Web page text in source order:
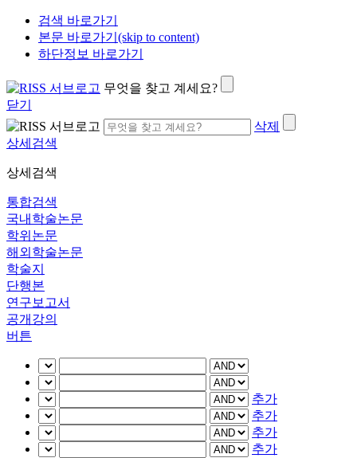
검색 바로가기
본문 바로가기(skip to content)
하단정보 바로가기
무엇을 찾고 계세요?
닫기
삭제
상세검색
상세검색
통합검색
국내학술논문
학위논문
해외학술논문
학술지
단행본
연구보고서
공개강의
버튼
추가
추가
추가
추가